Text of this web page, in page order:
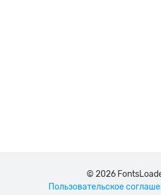
© 2026
Пользовательское